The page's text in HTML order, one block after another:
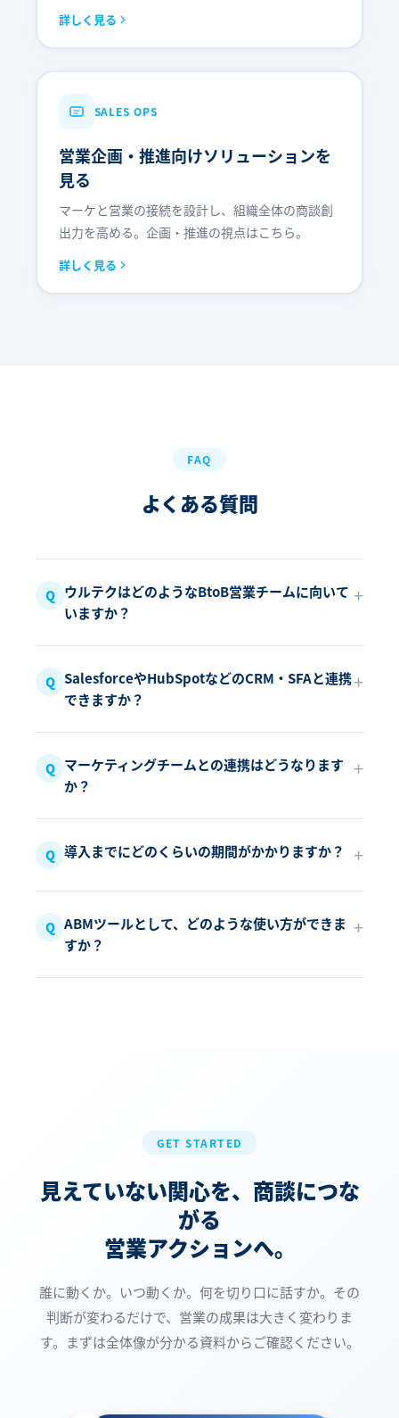
詳しく見る
SALES OPS
営業企画・推進向けソリューションを
見る
マーケと営業の接続を設計し、組織全体の商談創
出力を高める。企画・推進の視点はこちら。
詳しく見る
FAQ
よくある質問
ウルテクはどのようなBtoB営業チームに向いて
いますか？
SalesforceやHubSpotなどのCRM・SFAと連携
できますか？
マーケティングチームとの連携はどうなります
か？
導入までにどのくらいの期間がかかりますか？
ABMツールとして、どのような使い方ができま
すか？
GET STARTED
見えていない関心を、商談につな
がる
営業アクションへ。
誰に動くか。いつ動くか。何を切り口に話すか。 その
判断が変わるだけで、営業の成果は大きく変わりま
す。まずは全体像が分かる資料からご確認ください。